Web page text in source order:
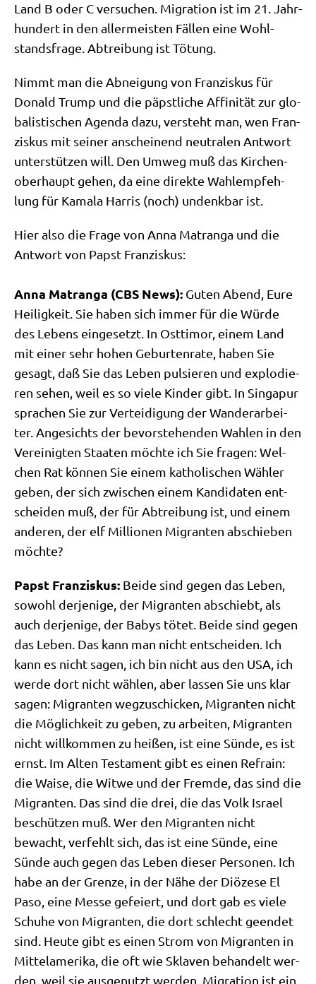
Land B oder C ver­su­chen. Migra­ti­on ist im 21. Jahr­
hun­dert in den aller­mei­sten Fäl­len eine Wohl­
stands­fra­ge. Abtrei­bung ist Tötung.
Nimmt man die Abnei­gung von Fran­zis­kus für
Donald Trump und die päpst­li­che Affi­ni­tät zur glo­
ba­li­sti­schen Agen­da dazu, ver­steht man, wen Fran­
zis­kus mit sei­ner anschei­nend neu­tra­len Ant­wort
unter­stüt­zen will. Den Umweg muß das Kir­chen­
ober­haupt gehen, da eine direk­te Wahl­emp­feh­
lung für Kama­la Har­ris (noch) undenk­bar ist.
Hier also die Fra­ge von Anna Matran­ga und die
Ant­wort von Papst Fran­zis­kus:
Anna Matran­ga (CBS News): Guten Abend, Eure
Hei­lig­keit. Sie haben sich immer für die Wür­de
des Lebens ein­ge­setzt. In Ost­ti­mor, einem Land
mit einer sehr hohen Gebur­ten­ra­te, haben Sie
gesagt, daß Sie das Leben pul­sie­ren und explo­die­
ren sehen, weil es so vie­le Kin­der gibt. In Sin­ga­pur
spra­chen Sie zur Ver­tei­di­gung der Wan­der­ar­bei­
ter. Ange­sichts der bevor­ste­hen­den Wah­len in den
Ver­ei­nig­ten Staa­ten möch­te ich Sie fra­gen: Wel­
chen Rat kön­nen Sie einem katho­li­schen Wäh­ler
geben, der sich zwi­schen einem Kan­di­da­ten ent­
schei­den muß, der für Abtrei­bung ist, und einem
ande­ren, der elf Mil­lio­nen Migran­ten abschie­ben
möchte?
Papst Fran­zis­kus: Bei­de sind gegen das Leben,
sowohl der­je­ni­ge, der Migran­ten abschiebt, als
auch der­je­ni­ge, der Babys tötet. Bei­de sind gegen
das Leben. Das kann man nicht ent­schei­den. Ich
kann es nicht sagen, ich bin nicht aus den USA, ich
wer­de dort nicht wäh­len, aber las­sen Sie uns klar
sagen: Migran­ten weg­zu­schicken, Migran­ten nicht
die Mög­lich­keit zu geben, zu arbei­ten, Migran­ten
nicht will­kom­men zu hei­ßen, ist eine Sün­de, es ist
ernst. Im Alten Testa­ment gibt es einen Refrain:
die Wai­se, die Wit­we und der Frem­de, das sind die
Migran­ten. Das sind die drei, die das Volk Isra­el
beschüt­zen muß. Wer den Migran­ten nicht
bewacht, ver­fehlt sich, das ist eine Sün­de, eine
Sün­de auch gegen das Leben die­ser Per­so­nen. Ich
habe an der Gren­ze, in der Nähe der Diö­ze­se El
Paso, eine Mes­se gefei­ert, und dort gab es vie­le
Schu­he von Migran­ten, die dort schlecht geen­det
sind. Heu­te gibt es einen Strom von Migran­ten in
Mit­tel­ame­ri­ka, die oft wie Skla­ven behan­delt wer­
den, weil sie aus­ge­nutzt wer­den. Migra­ti­on ist ein